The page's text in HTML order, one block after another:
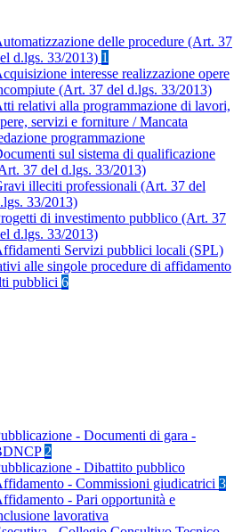
delle procedure (Art. 37
d.lgs. 33/2013) 1
interesse realizzazione opere
(Art. 37 del d.lgs. 33/2013)
relativi alla programmazione di lavori,
servizi e forniture / Mancata
programmazione
sul sistema di qualificazione
37 del d.lgs. 33/2013)
illeciti professionali (Art. 37 del
33/2013)
di investimento pubblico (Art. 37
d.lgs. 33/2013)
Servizi pubblici locali (SPL)
alle singole procedure di affidamento
pubblici 6
- Documenti di gara -
2
- Dibattito pubblico
- Commissioni giudicatrici 3
- Pari opportunità e
lavorativa